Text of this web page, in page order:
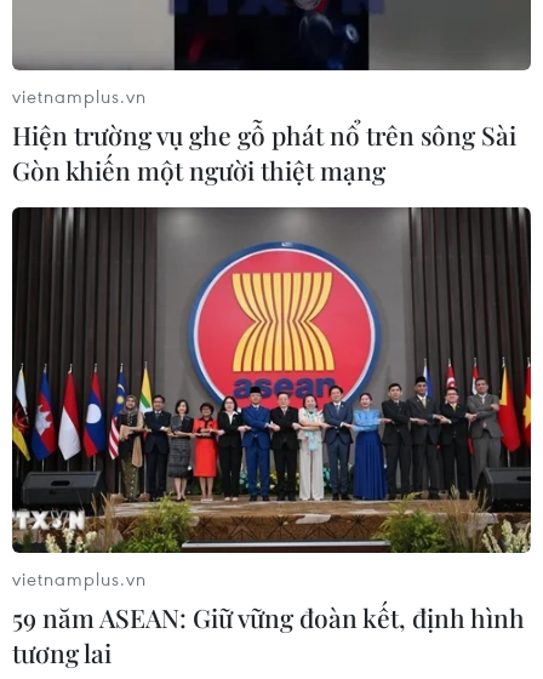
vietnamplus.vn
Hiện trường vụ ghe gỗ phát nổ trên sông Sài
Gòn khiến một người thiệt mạng
vietnamplus.vn
59 năm ASEAN: Giữ vững đoàn kết, định hình
tương lai